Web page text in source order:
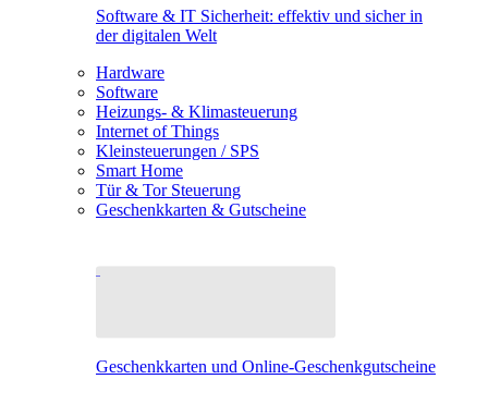
Software & IT Sicherheit: effektiv und sicher in
der digitalen Welt
Hardware
Software
Heizungs- & Klimasteuerung
Internet of Things
Kleinsteuerungen / SPS
Smart Home
Tür & Tor Steuerung
Geschenkkarten & Gutscheine
Geschenkkarten und Online-Geschenkgutscheine